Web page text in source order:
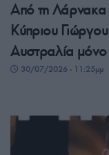
Από τη Λάρνακα
Κύπριου
Αυστραλία μόνο
30/07/2026 - 11:25μμ